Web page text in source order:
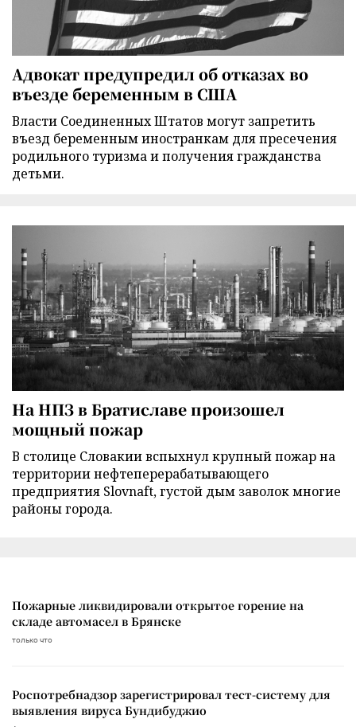
Адвокат предупредил об отказах во
въезде беременным в США
Власти Соединенных Штатов могут запретить
въезд беременным иностранкам для пресечения
родильного туризма и получения гражданства
детьми.
На НПЗ в Братиславе произошел
мощный пожар
В столице Словакии вспыхнул крупный пожар на
территории нефтеперерабатывающего
предприятия Slovnaft, густой дым заволок многие
районы города.
Пожарные ликвидировали открытое горение на
складе автомасел в Брянске
только что
Роспотребнадзор зарегистрировал тест-систему для
выявления вируса Бундибуджио